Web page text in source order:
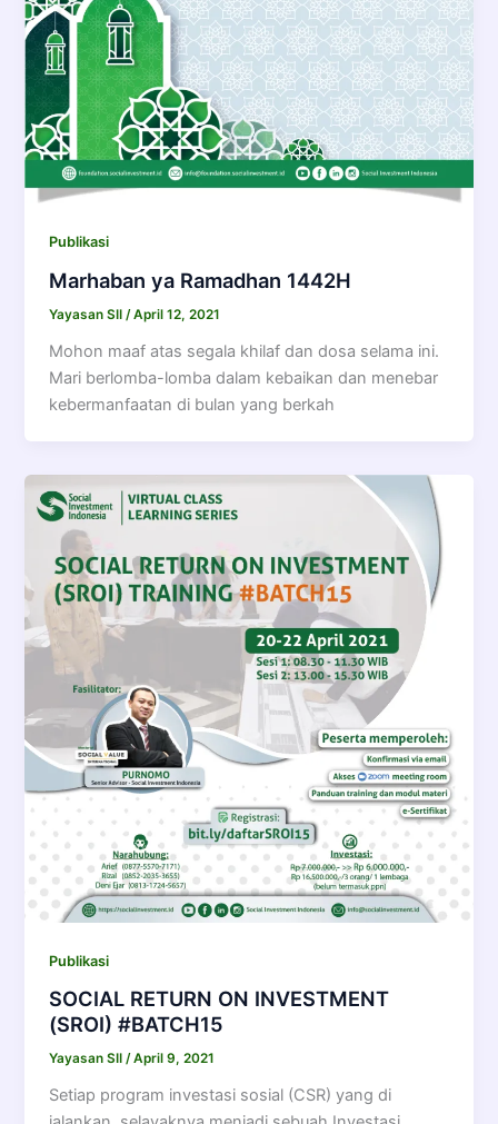
Publikasi
Marhaban ya Ramadhan 1442H
Yayasan SII /April 12, 2021
Mohon maaf atas segala khilaf dan dosa selama ini.
Mari berlomba-lomba dalam kebaikan dan menebar
kebermanfaatan di bulan yang berkah
Publikasi
SOCIAL RETURN ON INVESTMENT
(SROI) #BATCH15
Yayasan SII/April 9, 2021
Setiap program investasi sosial (CSR) yang di